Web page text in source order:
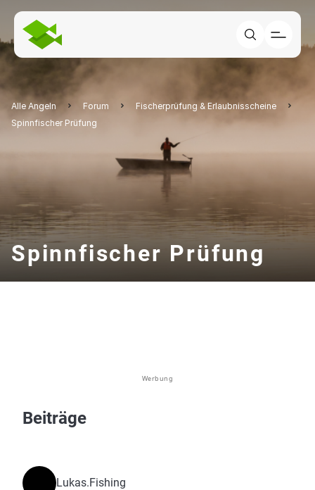
Alle Angeln Forum
Fischerprüfung & Erlaubnisscheine
Spinnfischer Prüfung
Spinnfischer Prüfung
Werbung
Beiträge
Lukas.Fishing